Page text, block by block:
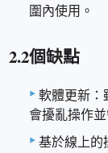
圍內使用。
2.2個缺點
軟體更新：
會擾亂操作
基於線上的